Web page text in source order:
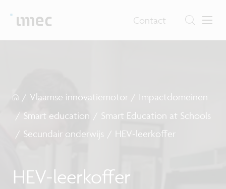
Contact
/ Vlaamse innovatiemotor / Impactdomeinen
/ Smart education / Smart Education at Schools
/ Secundair onderwijs / HEV-leerkoffer
HEV-leerkoffer